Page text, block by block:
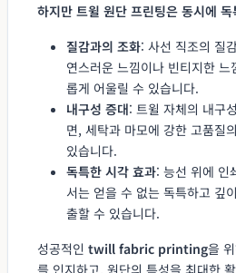
하지만 트윌 원단 프린팅은 동시에
질감과의 조화: 사선 직조의 질
연스러운 느낌이나 빈티지한
롭게 어울릴 수 있습니다.
내구성 증대: 트윌 자체의 내구
면, 세탁과 마모에 강한 고품질
있습니다.
독특한 시각 효과: 능선 위에 인
서는 얻을 수 없는 독특하고 깊
출할 수 있습니다.
성공적인 twill fabric printing을
를 인지하고, 원단의 특성을 최대한